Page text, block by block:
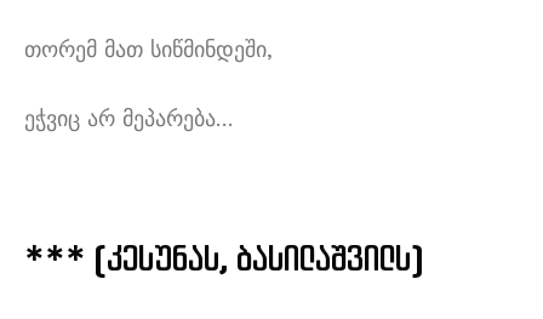
თორემ მათ სიწმინდეში,
ეჭვიც არ მეპარება…
*** (კესუნას, ბასილაშვილს)